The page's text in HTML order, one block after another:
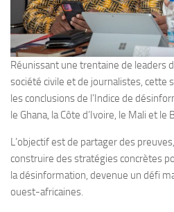
Réunissant une trentaine de leaders
société civile et de journalistes, cette
les conclusions de l’Indice de
le Ghana, la Côte d’Ivoire, le Mali et le
L’objectif est de partager des
construire des stratégies concrètes
la désinformation, devenue un défi
ouest-africaines.